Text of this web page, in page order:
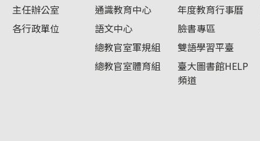
主任辦公室
各行政單位
通識教育中心
語文中心
總教官室軍規組
總教官室體育組
年度教育行事曆
臉書專區
雙語學習平臺
臺大圖書館HELP
頻道